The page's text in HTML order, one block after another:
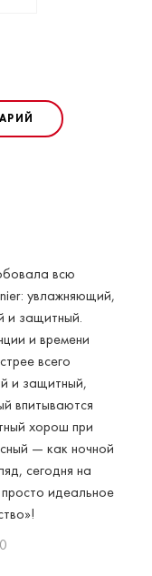
всю
увлажняющий,
и защитный.
и времени
всего
и защитный,
впитываются
хорош при
— как ночной
сегодня на
идеальное
0